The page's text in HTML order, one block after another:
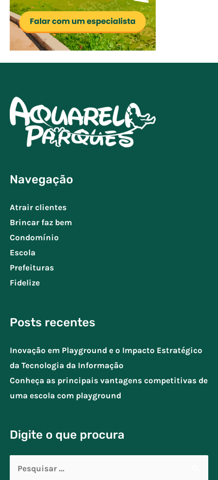
Navegação
Atrair clientes
Brincar faz bem
Condomínio
Escola
Prefeituras
Fidelize
Posts recentes
Inovação em Playground e o Impacto Estratégico
da Tecnologia da Informação
Conheça as principais vantagens competitivas de
uma escola com playground
Digite o que procura